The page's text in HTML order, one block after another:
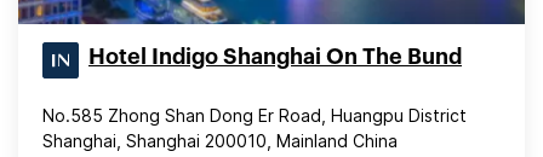
Hotel Indigo Shanghai On The Bund
No.585 Zhong Shan Dong Er Road, Huangpu District
Shanghai, Shanghai 200010, Mainland China